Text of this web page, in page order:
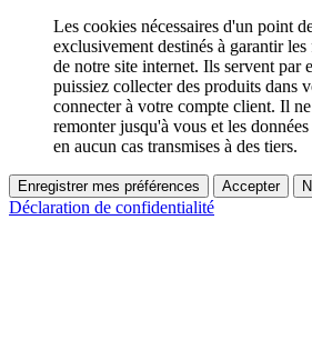
Les cookies nécessaires d'un point
exclusivement destinés à garantir
de notre site internet. Ils servent par
puissiez collecter des produits dans
connecter à votre compte client. Il
remonter jusqu'à vous et les
en aucun cas transmises à des tiers.
Enregistrer mes préférences Accepter
Déclaration de confidentialité